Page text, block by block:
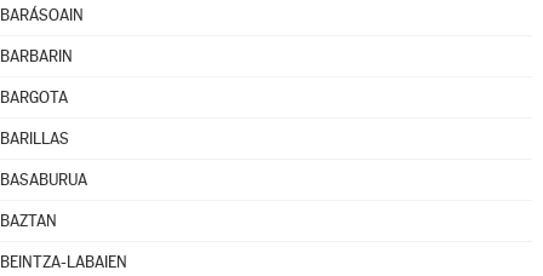
BARÁSOAIN
BARBARIN
BARGOTA
BARILLAS
BASABURUA
BAZTAN
BEINTZA-LABAIEN